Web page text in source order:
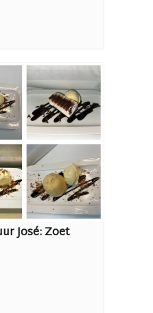
José: Zoet